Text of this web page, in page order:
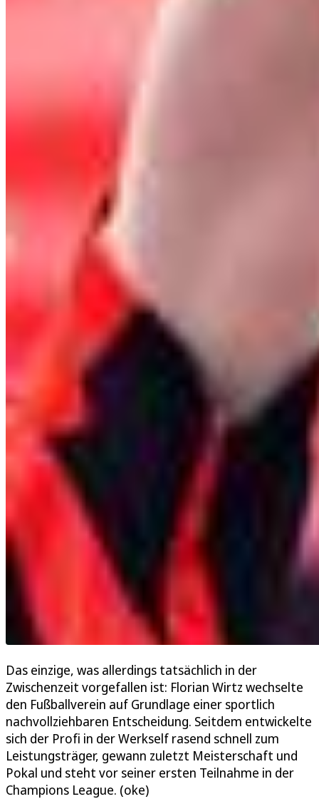
Das einzige, was allerdings tatsächlich in der
Zwischenzeit vorgefallen ist: Florian Wirtz wechselte
den Fußballverein auf Grundlage einer sportlich
nachvollziehbaren Entscheidung. Seitdem entwickelte
sich der Profi in der Werkself rasend schnell zum
Leistungsträger, gewann zuletzt Meisterschaft und
Pokal und steht vor seiner ersten Teilnahme in der
Champions League. (oke)